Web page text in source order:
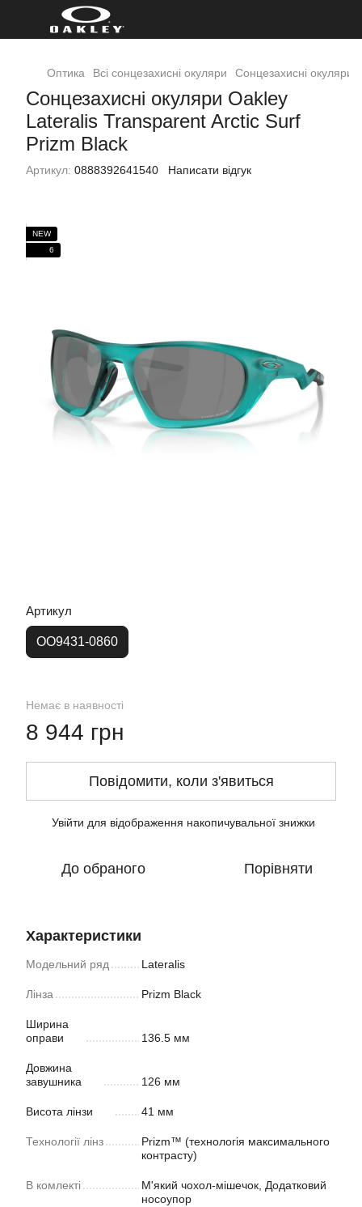
Оптика Всі сонцезахисні окуляри Сонцезахисні окуляри
Сонцезахисні окуляри Oakley
Lateralis Transparent Arctic Surf
Prizm Black
Артикул: 0888392641540 Написати відгук
NEW
6
Артикул
OO9431-0860
Немає в наявності
8 944 грн
Повідомити, коли з'явиться
Увійти для відображення накопичувальної знижки
До обраного Порівняти
Характеристики
Модельний ряд Lateralis
Лінза Prizm Black
Ширина
оправи
136.5 мм
Довжина
завушника
126 мм
Висота лінзи 41 мм
Технології лінз
Prizm™ (технологія максимального
контрасту)
В комлекті
М'який чохол-мішечок, Додатковий
носоупор